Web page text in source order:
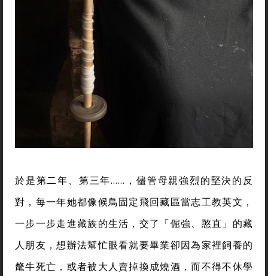
於是第二年、第三年……，儘管母親強烈的堅決的反
對，每一年她都像候鳥固定飛回藏區當志工教英文，
一步一步走進藏族的生活，交了「倔強、憨直」的藏
人朋友，想辦法幫忙眼看就要畢業卻因為家裡飼養的
氂牛死亡，或者被大人賣掉換成燒酒，而不得不休學